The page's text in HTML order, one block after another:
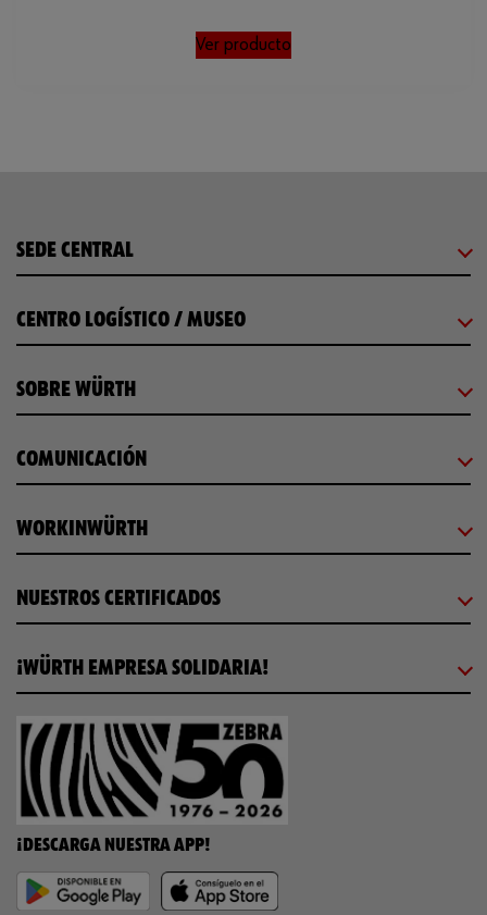
Ver producto
SEDE CENTRAL
CENTRO LOGÍSTICO / MUSEO
SOBRE WÜRTH
COMUNICACIÓN
WORKINWÜRTH
NUESTROS CERTIFICADOS
¡WÜRTH EMPRESA SOLIDARIA!
¡DESCARGA NUESTRA APP!